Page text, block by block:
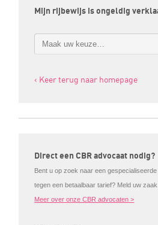
Mijn rijbewijs is ongeldig
‹ Keer terug naar homepage
Direct een CBR advocaat nodig?
Bent u op zoek naar een
tegen een betaalbaar tarief? Meld uw zaak
Meer over onze CBR advocaten >